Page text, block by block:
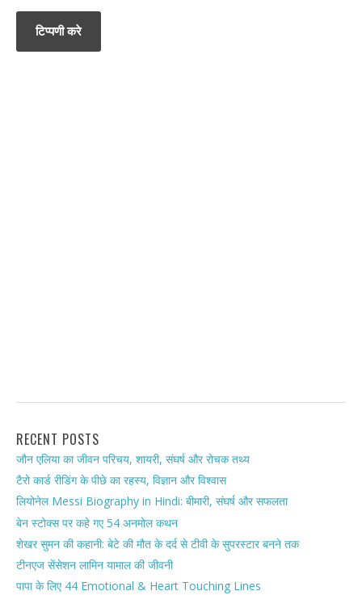
RECENT POSTS
जौन एलिया का जीवन परिचय, शायरी, संघर्ष और रोचक तथ्य
टैरो कार्ड रीडिंग के पीछे का रहस्य, विज्ञान और विश्वास
लियोनेल Messi Biography in Hindi: बीमारी, संघर्ष और सफलता
बेन स्टोक्स पर कहे गए 54 अनमोल कथन
शेखर सुमन की कहानी: बेटे की मौत के दर्द से टीवी के सुपरस्टार बनने तक
टीनएज सेंसेशन लामिन यामाल की जीवनी
पापा के लिए 44 Emotional & Heart Touching Lines